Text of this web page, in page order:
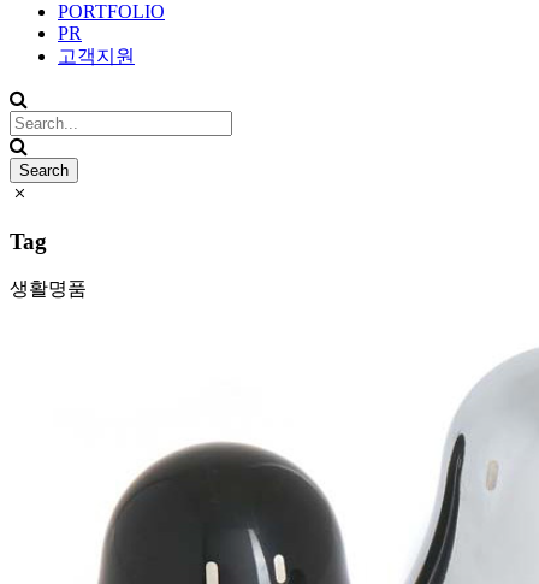
PORTFOLIO
PR
고객지원
Tag
생활명품